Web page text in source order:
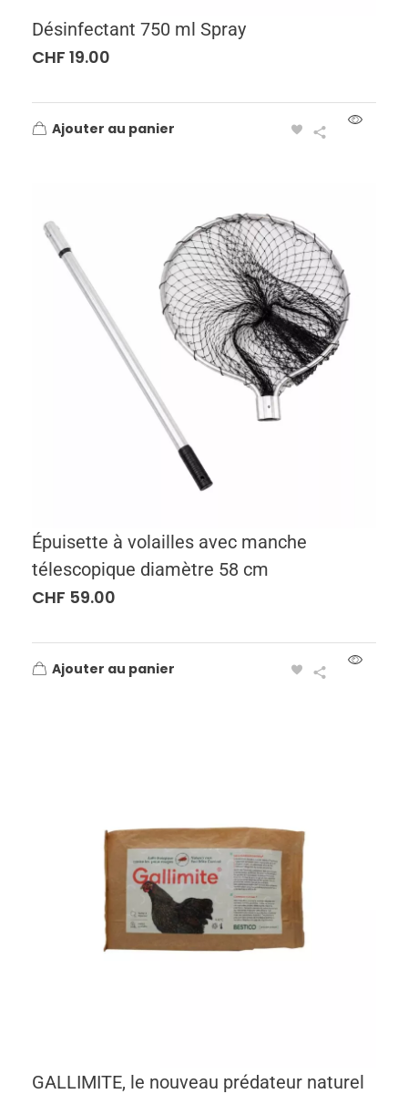
Désinfectant 750 ml Spray
CHF 19.00
Ajouter au panier
Épuisette à volailles avec manche
télescopique diamètre 58 cm
CHF 59.00
Ajouter au panier
GALLIMITE, le nouveau prédateur naturel